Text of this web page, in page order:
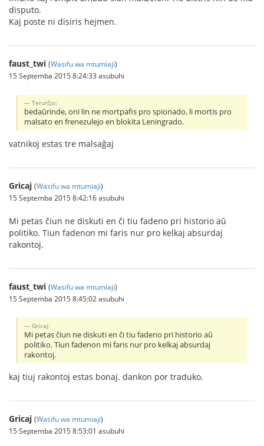
disputo.
Kaj poste ni disiris hejmen.
faust_twi (Wasifu wa mtumiaji)
15 Septemba 2015 8:24:33 asubuhi
Тerurĉjo:
bedaŭrinde, oni lin ne mortpafis pro spionado, li mortis pro
malsato en frenezulejo en blokita Leningrado.
vatnikoj estas tre malsaĝaj
Gricaj (Wasifu wa mtumiaji)
15 Septemba 2015 8:42:16 asubuhi
Mi petas ĉiun ne diskuti en ĉi tiu fadeno pri historio aŭ
politiko. Tiun fadenon mi faris nur pro kelkaj absurdaj
rakontoj.
faust_twi (Wasifu wa mtumiaji)
15 Septemba 2015 8:45:02 asubuhi
Gricaj:
Mi petas ĉiun ne diskuti en ĉi tiu fadeno pri historio aŭ
politiko. Tiun fadenon mi faris nur pro kelkaj absurdaj
rakontoj.
kaj tiuj rakontoj estas bonaj. dankon por traduko.
Gricaj (Wasifu wa mtumiaji)
15 Septemba 2015 8:53:01 asubuhi